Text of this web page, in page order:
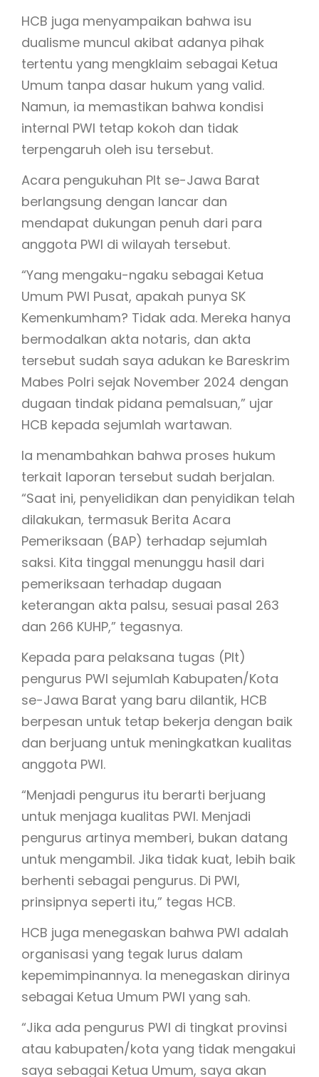
HCB juga menyampaikan bahwa isu
dualisme muncul akibat adanya pihak
tertentu yang mengklaim sebagai Ketua
Umum tanpa dasar hukum yang valid.
Namun, ia memastikan bahwa kondisi
internal PWI tetap kokoh dan tidak
terpengaruh oleh isu tersebut.
Acara pengukuhan Plt se-Jawa Barat
berlangsung dengan lancar dan
mendapat dukungan penuh dari para
anggota PWI di wilayah tersebut.
“Yang mengaku-ngaku sebagai Ketua
Umum PWI Pusat, apakah punya SK
Kemenkumham? Tidak ada. Mereka hanya
bermodalkan akta notaris, dan akta
tersebut sudah saya adukan ke Bareskrim
Mabes Polri sejak November 2024 dengan
dugaan tindak pidana pemalsuan,” ujar
HCB kepada sejumlah wartawan.
Ia menambahkan bahwa proses hukum
terkait laporan tersebut sudah berjalan.
“Saat ini, penyelidikan dan penyidikan telah
dilakukan, termasuk Berita Acara
Pemeriksaan (BAP) terhadap sejumlah
saksi. Kita tinggal menunggu hasil dari
pemeriksaan terhadap dugaan
keterangan akta palsu, sesuai pasal 263
dan 266 KUHP,” tegasnya.
Kepada para pelaksana tugas (Plt)
pengurus PWI sejumlah Kabupaten/Kota
se-Jawa Barat yang baru dilantik, HCB
berpesan untuk tetap bekerja dengan baik
dan berjuang untuk meningkatkan kualitas
anggota PWI.
“Menjadi pengurus itu berarti berjuang
untuk menjaga kualitas PWI. Menjadi
pengurus artinya memberi, bukan datang
untuk mengambil. Jika tidak kuat, lebih baik
berhenti sebagai pengurus. Di PWI,
prinsipnya seperti itu,” tegas HCB.
HCB juga menegaskan bahwa PWI adalah
organisasi yang tegak lurus dalam
kepemimpinannya. Ia menegaskan dirinya
sebagai Ketua Umum PWI yang sah.
“Jika ada pengurus PWI di tingkat provinsi
atau kabupaten/kota yang tidak mengakui
saya sebagai Ketua Umum, saya akan